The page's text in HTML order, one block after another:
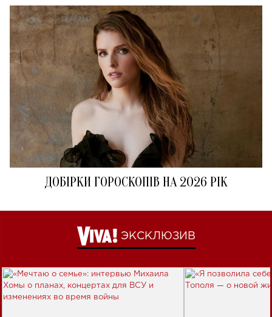
ДОБІРКИ ГОРОСКОПІВ НА 2026 РІК
ЭКСКЛЮЗИВ